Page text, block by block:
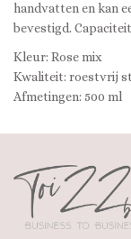
handvatten en kan
bevestigd.
Kleur: Rose mix
Kwaliteit: roestvrij
Afmetingen: 500 ml